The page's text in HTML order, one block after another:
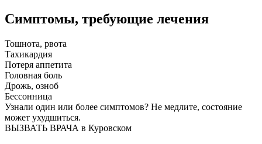
Симптомы, требующие лечения
Тошнота, рвота
Тахикардия
Потеря аппетита
Головная боль
Дрожь, озноб
Бессонница
Узнали один или более симптомов? Не медлите, состояние
может ухудшиться.
ВЫЗВАТЬ ВРАЧА в Куровском